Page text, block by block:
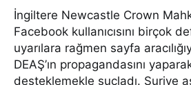
İngiltere Newcastle Crown
Facebook kullanıcısını birçok
uyarılara rağmen sayfa
DEAŞ’ın propagandasını
desteklemekle suçladı. Suriye